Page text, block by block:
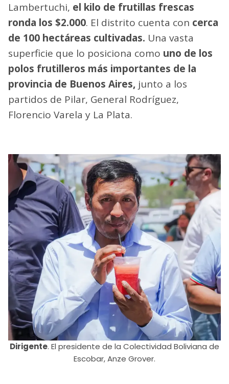
Lambertuchi, el kilo de frutillas frescas
ronda los $2.000. El distrito cuenta con cerca
de 100 hectáreas cultivadas. Una vasta
superficie que lo posiciona como uno de los
polos frutilleros más importantes de la
provincia de Buenos Aires, junto a los
partidos de Pilar, General Rodríguez,
Florencio Varela y La Plata.
Dirigente. El presidente de la Colectividad Boliviana de
Escobar, Anze Grover.